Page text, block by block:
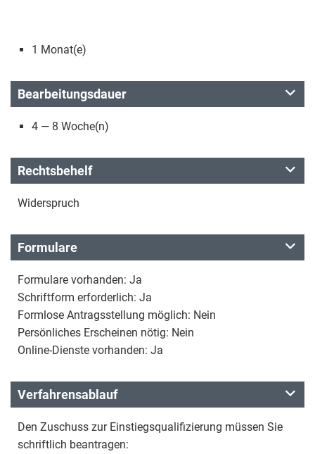
1 Monat(e)
Bearbeitungsdauer
4 — 8 Woche(n)
Rechtsbehelf
Widerspruch
Formulare
Formulare vorhanden: Ja
Schriftform erforderlich: Ja
Formlose Antragsstellung möglich: Nein
Persönliches Erscheinen nötig: Nein
Online-Dienste vorhanden: Ja
Verfahrensablauf
Den Zuschuss zur Einstiegsqualifizierung müssen Sie
schriftlich beantragen: